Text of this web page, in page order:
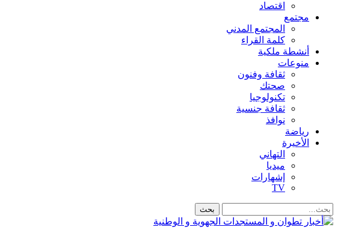
اقتصاد
مجتمع
المجتمع المدني
كلمة القراء
أنشطة ملكية
منوعات
ثقافة وفنون
صحتك
تكنولوجيا
ثقافة جنسية
نوافذ
رياضة
الأخيرة
التهاني
ميديا
إشهارات
TV